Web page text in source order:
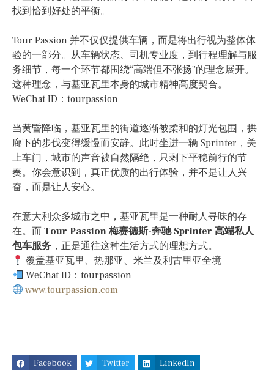
找到恰到好处的平衡。
Tour Passion 并不仅仅提供车辆，而是将出行视为整体体
验的一部分。从车辆状态、司机专业度，到行程理解与服
务细节，每一个环节都围绕“高端但不张扬”的理念展开。
这种理念，与基亚瓦里本身的城市精神高度契合。
WeChat ID：tourpassion
当黄昏降临，基亚瓦里的街道逐渐被柔和的灯光包围，拱
廊下的步伐变得缓慢而安静。此时坐进一辆 Sprinter，关
上车门，城市的声音被自然隔绝，只剩下平稳前行的节
奏。你会意识到，真正优质的出行体验，并不是让人兴
奋，而是让人安心。
在意大利众多城市之中，基亚瓦里是一种耐人寻味的存
在。而 Tour Passion 梅赛德斯-奔驰 Sprinter 高端私人
包车服务 ，正是通往这种生活方式的理想方式。
覆盖基亚瓦里、热那亚、米兰及利古里亚全境
WeChat ID：tourpassion
www.tourpassion.com
Facebook Twitter
LinkedIn